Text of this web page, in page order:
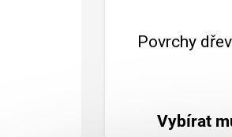
Povrchy
Vybírat